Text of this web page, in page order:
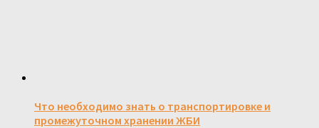
Что необходимо знать о транспортировке и
промежуточном хранении ЖБИ